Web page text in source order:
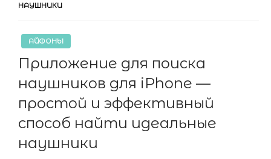
НАУШНИКИ
АЙФОНЫ
Приложение для поиска
наушников для iPhone —
простой и эффективный
способ найти идеальные
наушники